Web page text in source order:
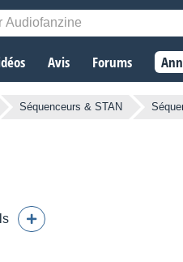
Avis Forums
Séquenceurs & STAN